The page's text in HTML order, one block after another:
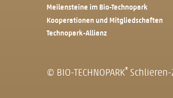
Meilensteine im Bio-Technopark
Kooperationen und Mitgliedschaften
Technopark-Allianz
© BIO-TECHNOPARK® Schlieren-